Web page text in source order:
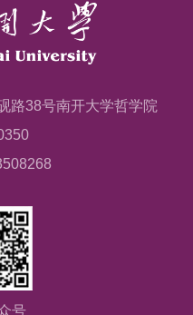
路38号南开大学哲学院
号